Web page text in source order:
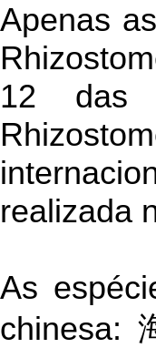
Apenas
12 das
realizada
As
chinesa: